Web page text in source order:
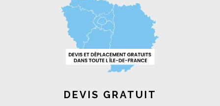
DEVIS GRATUIT